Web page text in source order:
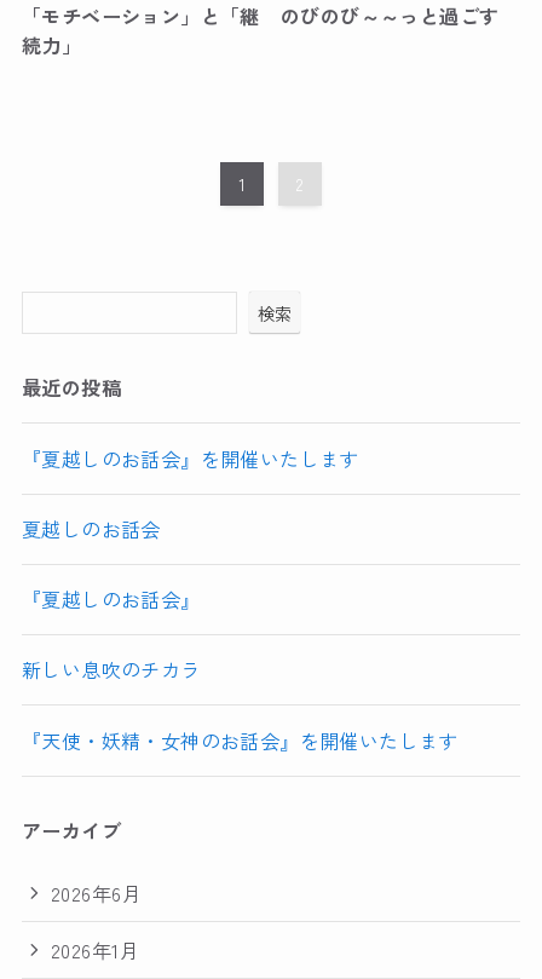
「モチベーション」と「継
続力」
のびのび～～っと過ごす
1 2
検索
最近の投稿
『夏越しのお話会』を開催いたします
夏越しのお話会
『夏越しのお話会』
新しい息吹のチカラ
『天使・妖精・女神のお話会』を開催いたします
アーカイブ
2026年6月
2026年1月